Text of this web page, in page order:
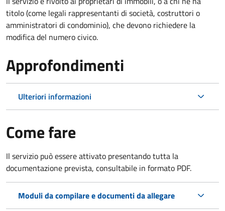
titolo (come legali rappresentanti di società, costruttori o
amministratori di condominio), che devono richiedere la
modifica del numero civico.
Approfondimenti
Ulteriori informazioni
Come fare
Il servizio può essere attivato presentando tutta la
documentazione prevista, consultabile in formato PDF.
Moduli da compilare e documenti da allegare